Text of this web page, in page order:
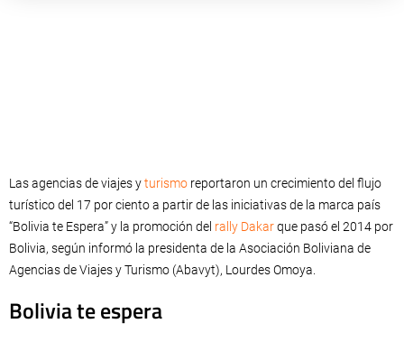
Las agencias de viajes yturismo reportaron un crecimiento del flujo
turístico del 17 por ciento a partir de las iniciativas de la marca país
“Bolivia te Espera” y la promoción del rally Dakarque pasó el 2014 por
Bolivia, según informó la presidenta de la Asociación Boliviana de
Agencias de Viajes y Turismo (Abavyt), Lourdes Omoya.
Bolivia te espera